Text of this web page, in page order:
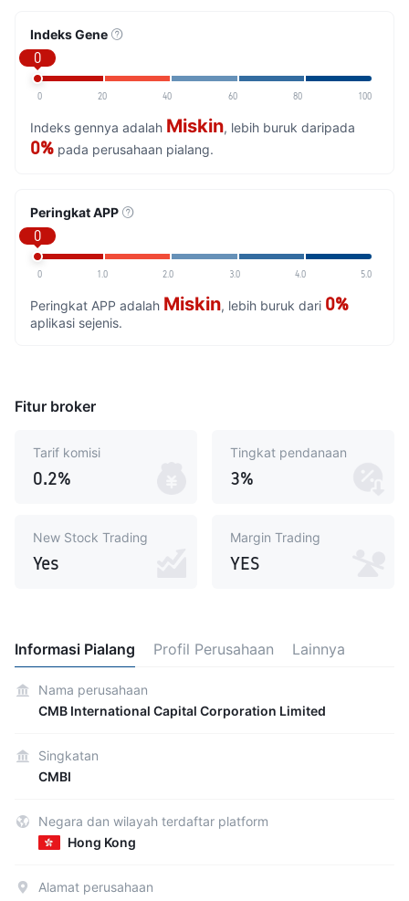
Indeks Gene
0
0 20 40 60 80 100
Indeks gennya adalah Miskin, lebih buruk daripada
0% pada perusahaan pialang.
Peringkat APP
0
0 1.0 2.0 3.0 4.0 5.0
Peringkat APP adalah Miskin, lebih buruk dari 0%
aplikasi sejenis.
Fitur broker
Tarif komisi
0.2%
Tingkat pendanaan
3%
New Stock Trading
Yes
Margin Trading
YES
Informasi Pialang Profil Perusahaan Lainnya
Nama perusahaan
CMB International Capital Corporation Limited
Singkatan
CMBI
Negara dan wilayah terdaftar platform
Hong Kong
Alamat perusahaan